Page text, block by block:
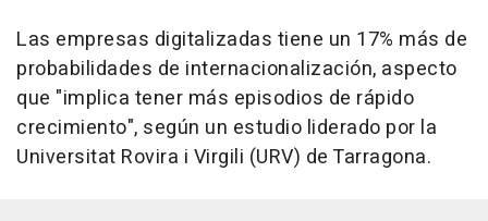
Las empresas digitalizadas tiene un 17% más de
probabilidades de internacionalización, aspecto
que "implica tener más episodios de rápido
crecimiento", según un estudio liderado por la
Universitat Rovira i Virgili (URV) de Tarragona.